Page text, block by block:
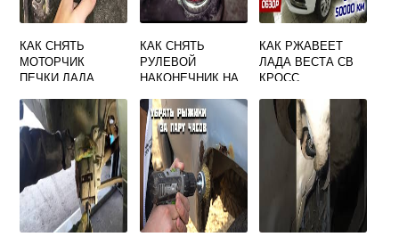
КАК СНЯТЬ
МОТОРЧИК
ПЕЧКИ ЛАДА
КОНДИЦИОНЕРА
КАК СНЯТЬ
РУЛЕВОЙ
НАКОНЕЧНИК НА
СЪЕМНИКА
КАК РЖАВЕЕТ
ЛАДА ВЕСТА СВ
КРОСС